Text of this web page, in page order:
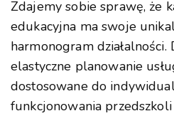
Zdajemy sobie sprawę, że
edukacyjna ma swoje
harmonogram
elastyczne planowanie
dostosowane do
funkcjonowania przedszkoli